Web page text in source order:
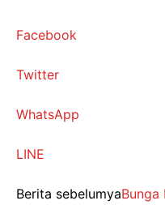
Facebook
Twitter
WhatsApp
LINE
Berita sebelumyaBunga